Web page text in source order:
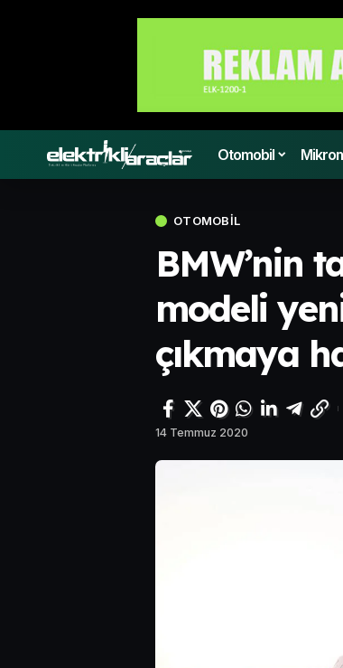
Otomobil
OTOMOBIL
BMW’nin
modeli
çıkmaya
14 Temmuz 2020